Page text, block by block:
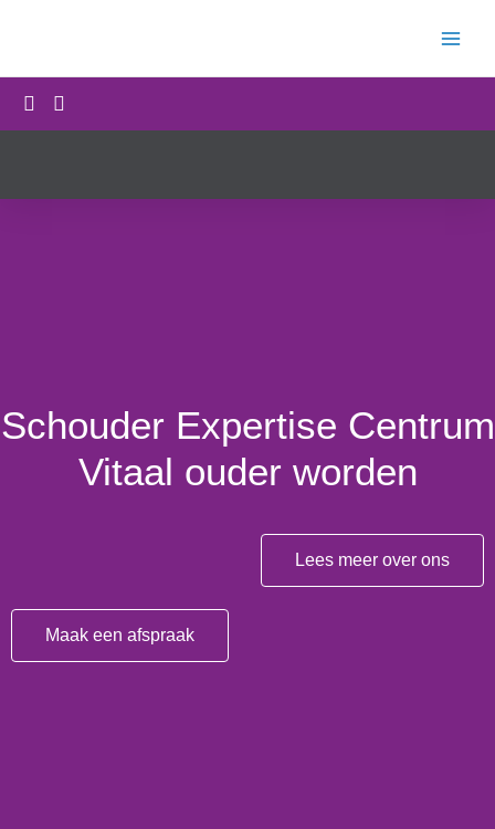
Schouder Expertise Centrum
Vitaal ouder worden
Lees meer over ons
Maak een afspraak